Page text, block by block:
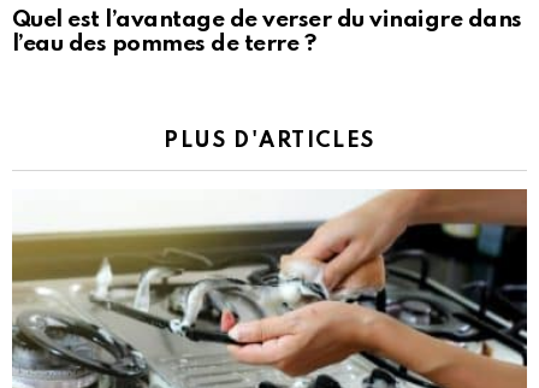
Quel est l’avantage de verser du vinaigre dans
l’eau des pommes de terre ?
PLUS D'ARTICLES